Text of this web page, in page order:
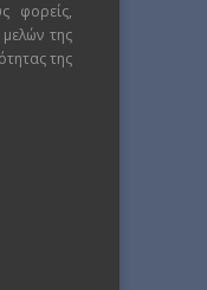
φορείς,
της
της